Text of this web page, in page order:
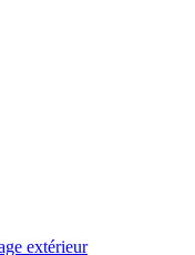
extérieur